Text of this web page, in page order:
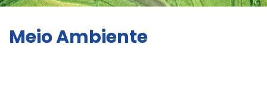
Meio Ambiente